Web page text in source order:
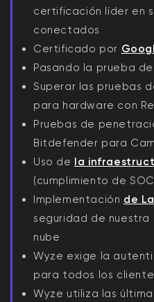
certificación líder en
conectados
Certificado por
Pasando la prueba
Superar las pruebas
para hardware con
Pruebas de
Bitdefender para
Uso de
la
(cumplimiento de
Implementación de
seguridad de
nube
Wyze exige la
para todos los
Wyze utiliza las